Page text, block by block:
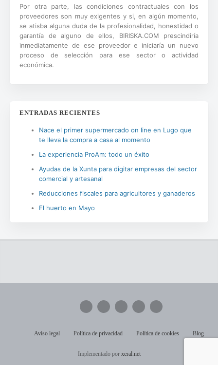
Por otra parte, las condiciones contractuales con los
proveedores son muy exigentes y si, en algún momento,
se atisba alguna duda de la profesionalidad, honestidad o
garantía de alguno de ellos, BIRISKA.COM prescindiría
inmediatamente de ese proveedor e iniciaría un nuevo
proceso de selección para ese sector o actividad
económica.
ENTRADAS RECIENTES
Nace el primer supermercado on line en Lugo que
te lleva la compra a casa al momento
La experiencia ProAm: todo un éxito
Ayudas de la Xunta para digitar empresas del sector
comercial y artesanal
Reducciones fiscales para agricultores y ganaderos
El huerto en Mayo
Aviso legal Política de privacidad Política de cookies Blog
Implementado por xeral.net